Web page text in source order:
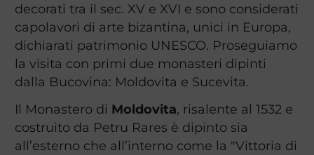
decorati tra il sec. XV e XVI e sono considerati
capolavori di arte bizantina, unici in Europa,
dichiarati patrimonio UNESCO. Proseguiamo
la visita con primi due monasteri dipinti
dalla Bucovina: Moldovita e Sucevita.
Il Monastero di Moldovita, risalente al 1532 e
costruito da Petru Rares è dipinto sia
all’esterno che all’interno come la "Vittoria di